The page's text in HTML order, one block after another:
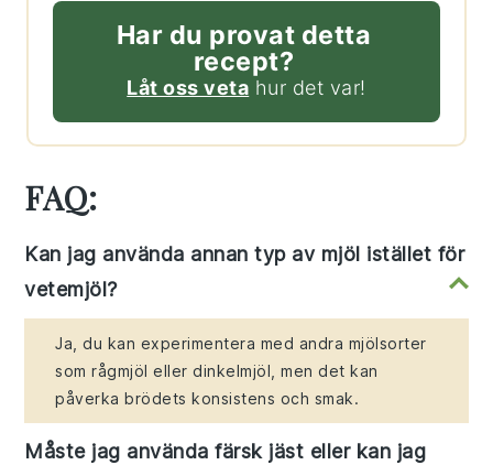
Har du provat detta
recept?
Låt oss veta hur det var!
FAQ:
Kan jag använda annan typ av mjöl istället för
vetemjöl?
Ja, du kan experimentera med andra mjölsorter
som rågmjöl eller dinkelmjöl, men det kan
påverka brödets konsistens och smak.
Måste jag använda färsk jäst eller kan jag